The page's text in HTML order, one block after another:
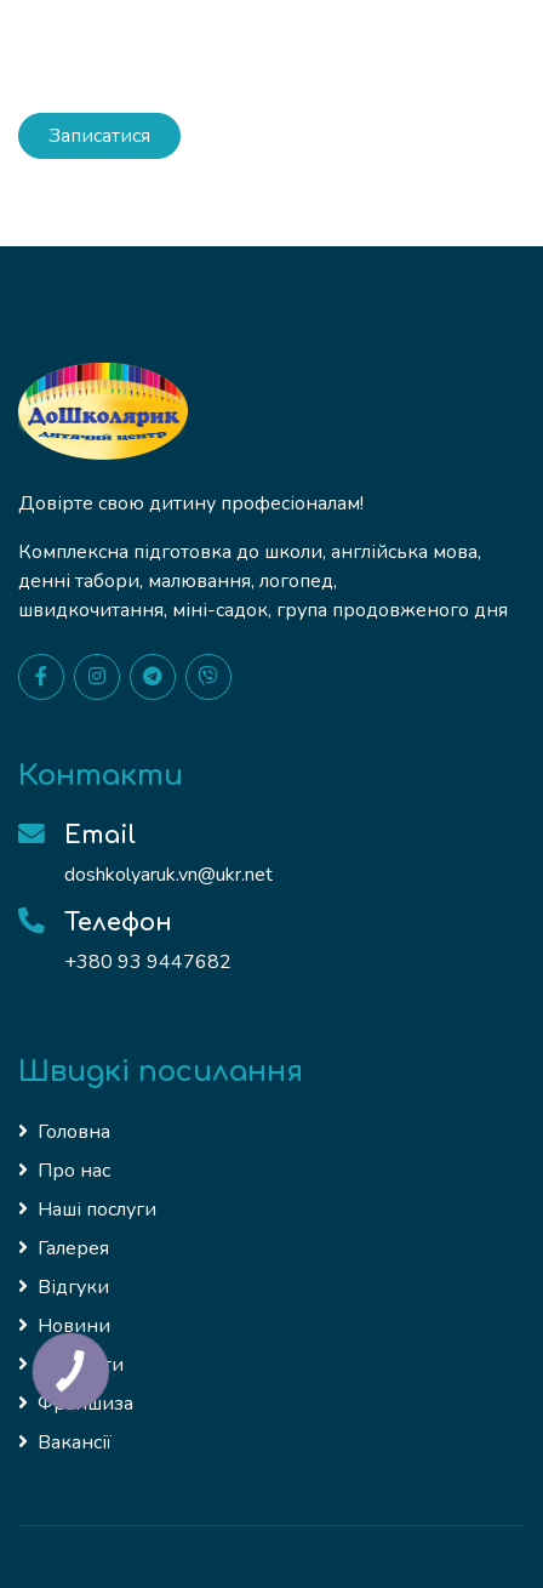
Записатися
Довірте свою дитину професіоналам!
Комплексна підготовка до школи, англійська мова,
денні табори, малювання, логопед,
швидкочитання, міні-садок, група продовженого дня
Контакти
Email
doshkolyaruk.vn@ukr.net
Телефон
+380 93 9447682
Швидкі посилання
Головна
Про нас
Наші послуги
Галерея
Відгуки
Новини
Контакти
Франшиза
Вакансії